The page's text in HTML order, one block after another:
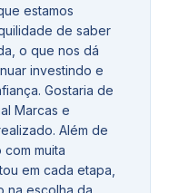
estamos
de saber
o que nos dá
investindo e
Gostaria de
Marcas e
Além de
muita
em cada etapa,